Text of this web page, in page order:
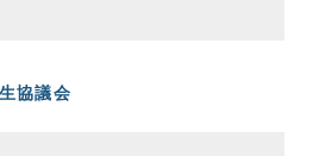
協議会